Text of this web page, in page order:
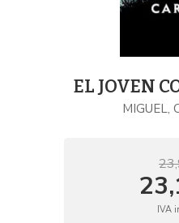
EL JOVEN
MIGUEL,
IVA